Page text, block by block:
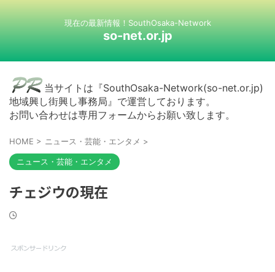
現在の最新情報！SouthOsaka-Network
so-net.or.jp
当サイトは『SouthOsaka-Network(so-net.or.jp)
地域興し街興し事務局』で運営しております。
お問い合わせは専用フォームからお願い致します。
HOME > ニュース・芸能・エンタメ >
ニュース・芸能・エンタメ
チェジウの現在